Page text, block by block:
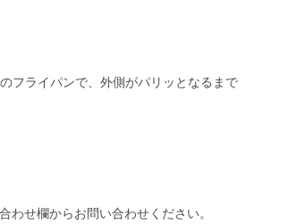
フライパンで、外側がパリッとなるまで
せ欄からお問い合わせください。